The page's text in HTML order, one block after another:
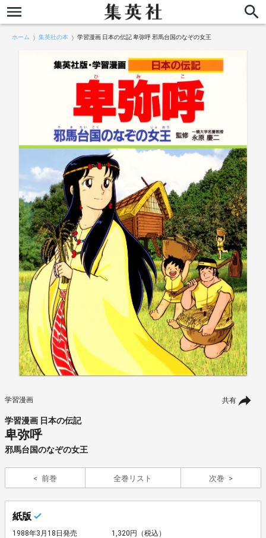
ホーム 集英社の本 学習漫画 日本の伝記 卑弥呼 邪馬台国のなぞの女王
共有
学習漫画
学習漫画 日本の伝記
卑弥呼
邪馬台国のなぞの女王
前巻 全巻リスト 次巻
紙版
1988年3月18日発売
1,320円（税込）